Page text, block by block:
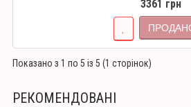
3361 грн
Показано з 1 по 5 із 5 (1 сторінок)
РЕКОМЕНДОВАНІ